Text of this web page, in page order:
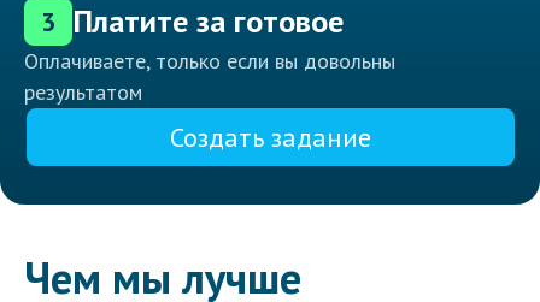
3 Платите за готовое
Оплачиваете, только если вы довольны
результатом
Создать задание
Чем мы лучше